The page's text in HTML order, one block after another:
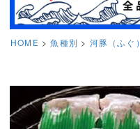
HOME 魚種別 河豚（ふぐ）